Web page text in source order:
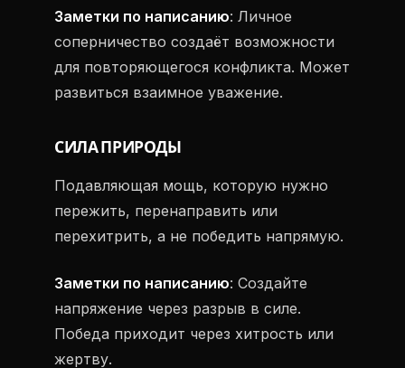
Заметки по написанию: Личное
соперничество создаёт возможности
для повторяющегося конфликта. Может
развиться взаимное уважение.
СИЛА ПРИРОДЫ
Подавляющая мощь, которую нужно
пережить, перенаправить или
перехитрить, а не победить напрямую.
Заметки по написанию: Создайте
напряжение через разрыв в силе.
Победа приходит через хитрость или
жертву.